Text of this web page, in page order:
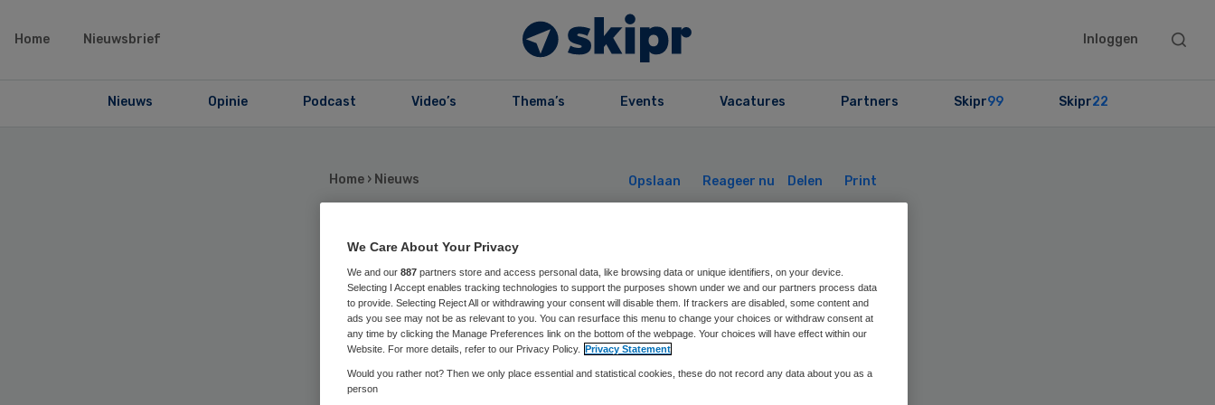
Home Nieuwsbrief Inloggen
Search
Nieuws Opinie Podcast Video’s Thema’s Events Vacatures Partners Skipr99 Skipr22
Home › Nieuws Opslaan Reageer nu Delen Print
Marathon levert
VUmc ruim 2 ton op
We Care About Your Privacy
We and our 887 partners store and access personal data, like browsing data or unique identifiers, on your device.
Selecting I Accept enables tracking technologies to support the purposes shown under we and our partners process data
to provide. Selecting Reject All or withdrawing your consent will disable them. If trackers are disabled, some content and
ads you see may not be as relevant to you. You can resurface this menu to change your choices or withdraw consent at
any time by clicking the Manage Preferences link on the bottom of the webpage. Your choices will have effect within our
Website. For more details, refer to our Privacy Policy. Privacy Statement
Would you rather not? Then we only place essential and statistical cookies, these do not record any data about you as a
person